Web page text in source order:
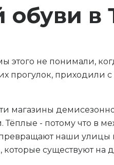
в
этого не понимали,
прогулок, приходили
магазины
- потому что в
наши улицы
существуют на